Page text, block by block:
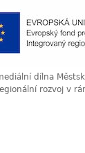
dílna
rozvoj v